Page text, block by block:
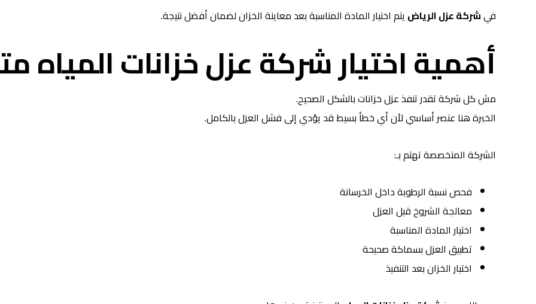
فيشركة عزل الرياض يتم اختيار المادة المناسبة بعد معاينة الخزان لضمان أفضل نتيجة.
أهمية اختيار شركة عزل خزانات
مش كل شركة تقدر تنفذ عزل خزانات بالشكل الصحيح.
الخبرة هنا عنصر أساسي لأن أي خطأ بسيط قد يؤدي إلى فشل العزل بالكامل.
الشركة المتخصصة تهتم بـ:
فحص نسبة الرطوبة داخل الخرسانة
معالجة الشروخ قبل العزل
اختيار المادة المناسبة
تطبيق العزل بسماكة صحيحة
اختبار الخزان بعد التنفيذ